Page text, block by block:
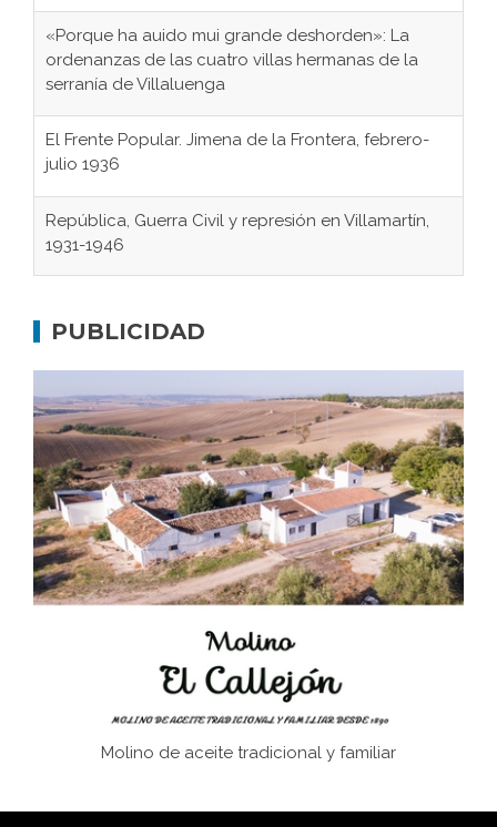
«Porque ha auido mui grande deshorden»: La
ordenanzas de las cuatro villas hermanas de la
serranía de Villaluenga
El Frente Popular. Jimena de la Frontera, febrero-
julio 1936
República, Guerra Civil y represión en Villamartín,
1931-1946
concentración nazis
Bornos
El Frente Popular. Ubrique, febrero-julio 1936
Juntar las letras. La alfabetización en el campo: del
afán de saber a la autogestión
Historia y vivencias del poblado de Los Hurones
PUBLICIDAD
Molino de aceite tradicional y familiar